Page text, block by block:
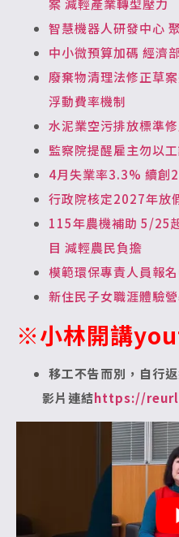
案 減輕產業轉型壓力
智慧機器人研發中心
中小微預算加碼 經濟
廢棄物清理法修正草
浮動費率機制
水泥業空污排放標準
監察院提醒雇主勿以
4月失業率3.3% 續創
行政院核定2027年放
115年農機補助 5/25
目 減輕農民負擔
模範環保專責人員報
新住民子女職涯體驗
※小林開講
移工不告而別，自行
影片連結https://